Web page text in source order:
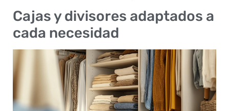
Cajas y divisores adaptados a
cada necesidad